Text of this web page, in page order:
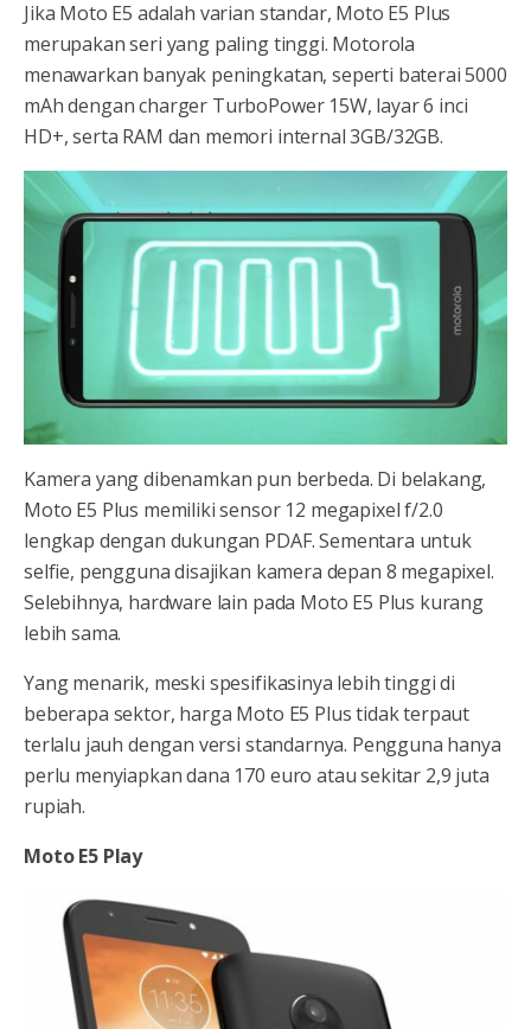
Jika Moto E5 adalah varian standar, Moto E5 Plus
merupakan seri yang paling tinggi. Motorola
menawarkan banyak peningkatan, seperti baterai 5000
mAh dengan charger TurboPower 15W, layar 6 inci
HD+, serta RAM dan memori internal 3GB/32GB.
Kamera yang dibenamkan pun berbeda. Di belakang,
Moto E5 Plus memiliki sensor 12 megapixel f/2.0
lengkap dengan dukungan PDAF. Sementara untuk
selfie, pengguna disajikan kamera depan 8 megapixel.
Selebihnya, hardware lain pada Moto E5 Plus kurang
lebih sama.
Yang menarik, meski spesifikasinya lebih tinggi di
beberapa sektor, harga Moto E5 Plus tidak terpaut
terlalu jauh dengan versi standarnya. Pengguna hanya
perlu menyiapkan dana 170 euro atau sekitar 2,9 juta
rupiah.
Moto E5 Play